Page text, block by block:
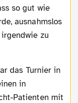
so gut wie
ausnahmslos
zu
in
Patienten mit